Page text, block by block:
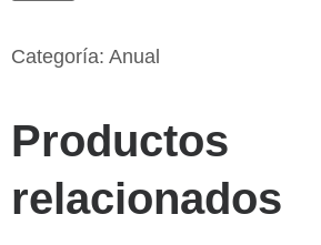
Categoría: Anual
Productos
relacionados